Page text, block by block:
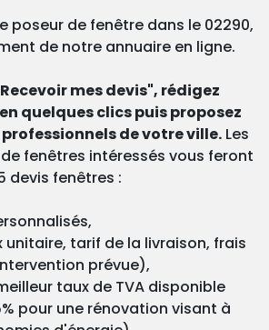
poseur de fenêtre dans le 02290,
de notre annuaire en ligne.
mes devis", rédigez
quelques clics puis proposez
de votre ville. Les
fenêtres intéressés vous feront
devis fenêtres :
unitaire, tarif de la livraison, frais
prévue),
taux de TVA disponible
pour une rénovation visant à